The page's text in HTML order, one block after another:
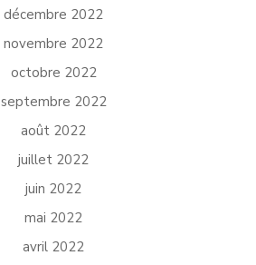
décembre 2022
novembre 2022
octobre 2022
septembre 2022
août 2022
juillet 2022
juin 2022
mai 2022
avril 2022